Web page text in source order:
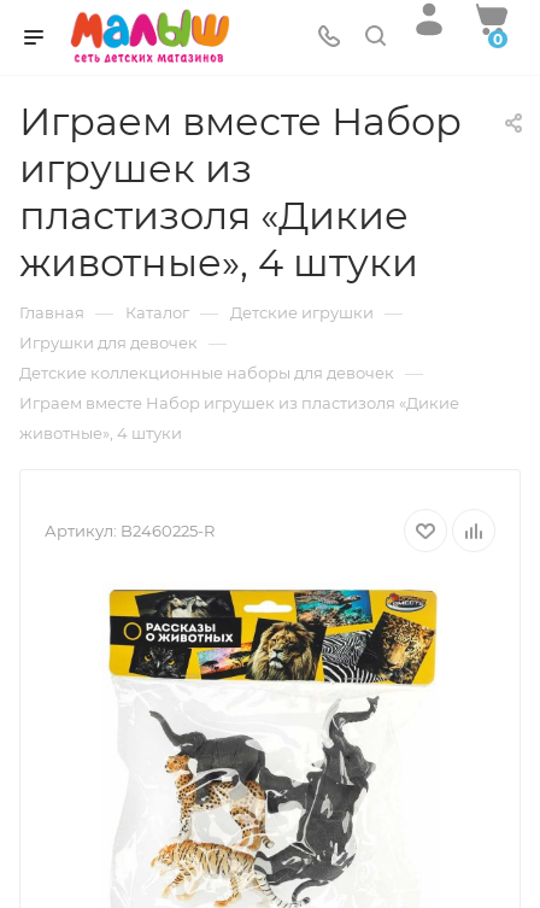
0
Играем вместе Набор
игрушек из
пластизоля «Дикие
животные», 4 штуки
Главная — Каталог — Детские игрушки —
Игрушки для девочек —
Детские коллекционные наборы для девочек —
Играем вместе Набор игрушек из пластизоля «Дикие
животные», 4 штуки
Артикул: B2460225-R